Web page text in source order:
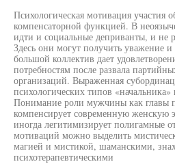
Психологическая мотивация участия
компенсаторной функцией. В
идти и социальные деприванты, и не
Здесь они могут получить уважение и
большой коллектив дает
потребностям после развала
организаций. Выраженная
психологических типов
Понимание роли мужчины как главы
компенсирует современную женскую
иногда легитимизирует полигамные
мотиваций можно выделить
магией и мистикой, шаманскими,
психотерапевтическими